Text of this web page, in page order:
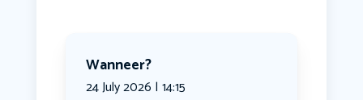
Wanneer?
24 July 2026 | 14:15